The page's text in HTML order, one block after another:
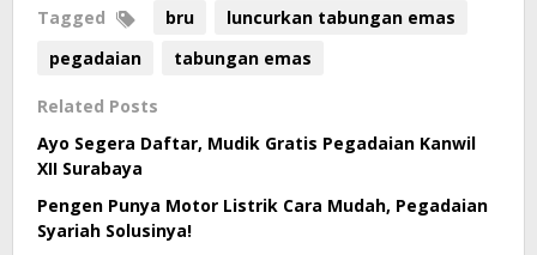
Tagged bru
luncurkan tabungan emas
pegadaian
tabungan emas
Related Posts
Ayo Segera Daftar, Mudik Gratis Pegadaian Kanwil
XII Surabaya
Pengen Punya Motor Listrik Cara Mudah, Pegadaian
Syariah Solusinya!